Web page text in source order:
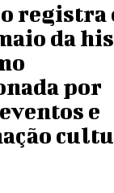
registra
da
por
e